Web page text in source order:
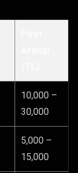
10,000 –
30,000
5,000 –
15,000